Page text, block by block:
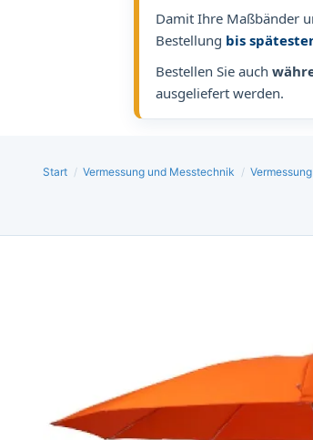
Damit Ihre Maßbänder
Bestellung bis
Bestellen Sie auch
ausgeliefert werden.
Start / Vermessung und Messtechnik / Vermessung